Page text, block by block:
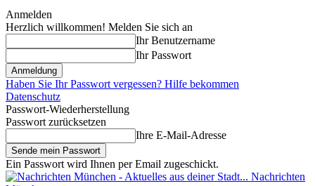
Anmelden
Herzlich willkommen! Melden Sie sich an
Ihr Benutzername
Ihr Passwort
Haben Sie Ihr Passwort vergessen? Hilfe bekommen
Datenschutz
Passwort-Wiederherstellung
Passwort zurücksetzen
Ihre E-Mail-Adresse
Ein Passwort wird Ihnen per Email zugeschickt.
Nachrichten